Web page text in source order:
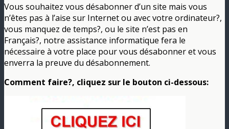
Vous souhaitez vous désabonner d’un site mais vous
n’êtes pas à l’aise sur Internet ou avec votre ordinateur?,
vous manquez de temps?, ou le site n’est pas en
Français?, notre assistance informatique fera le
nécessaire à votre place pour vous désabonner et vous
enverra la preuve du désabonnement.
Comment faire?, cliquez sur le bouton ci-dessous: